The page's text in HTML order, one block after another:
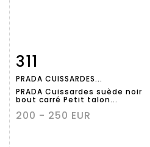
détaillée
311
PRADA CUISSARDES...
PRADA Cuissardes suède noir
bout carré Petit talon...
200 - 250 EUR